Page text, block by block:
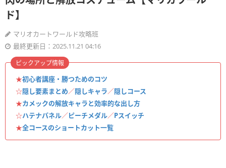
ド】
マリオカートワールド攻略班
最終更新日：2025.11.21 04:16
★初心者講座・勝つためのコツ
☆隠し要素まとめ／隠しキャラ／隠しコース
★カメックの解放キャラと効率的な出し方
☆ハテナパネル／ピーチメダル／Pスイッチ
★全コースのショートカット一覧
ピックアップ情報